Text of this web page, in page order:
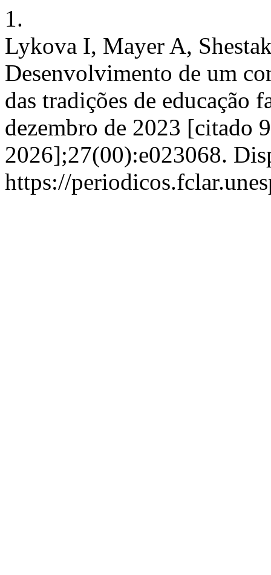
1.
Lykova I, Mayer A,
Desenvolvimento de um
das tradições de educação
dezembro de 2023 [citado
2026];27(00):e023068.
https://